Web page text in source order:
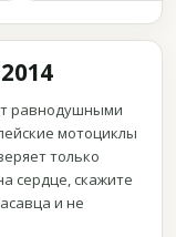
равнодушными
мотоциклы
только
сердце, скажите
и не